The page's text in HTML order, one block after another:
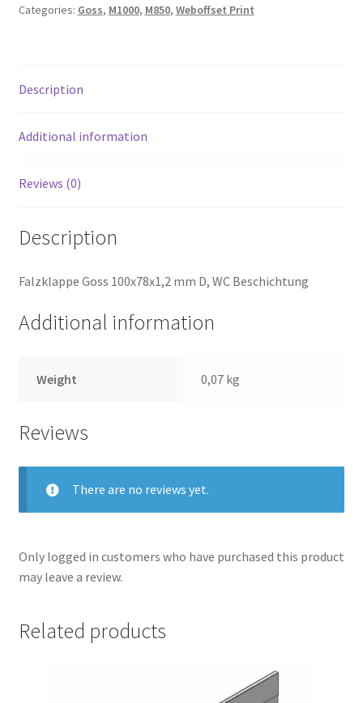
Categories: Goss, M1000, M850, Weboffset Print
Description
Additional information
Reviews (0)
Description
Falzklappe Goss 100x78x1,2 mm D, WC Beschichtung
Additional information
Weight 0,07 kg
Reviews
There are no reviews yet.
Only logged in customers who have purchased this product
may leave a review.
Related products